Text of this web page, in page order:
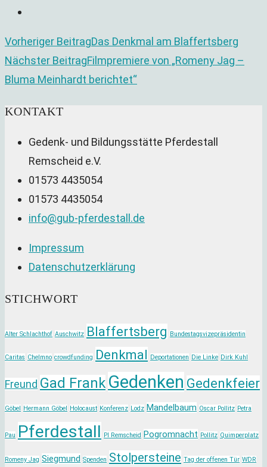
Weitere
Artikel
ansehen
Vorheriger BeitragDas Denkmal am Blaffertsberg
Nächster BeitragFilmpremiere von „Romeny Jag –
Bluma Meinhardt berichtet“
KONTAKT
Gedenk- und Bildungsstätte Pferdestall
Remscheid e.V.
01573 4435054
01573 4435054
info@gub-pferdestall.de
Impressum
Datenschutzerklärung
STICHWORT
Alter Schlachthof Auschwitz Blaffertsberg Bundestagsvizepräsidentin
Caritas Chelmno crowdfunding Denkmal Deportationen Die Linke Dirk Kuhl
Freund Gad Frank Gedenken Gedenkfeier
Göbel Hermann Göbel Holocaust Konferenz Lodz Mandelbaum Oscar Pollitz Petra
Pau Pferdestall PI Remscheid Pogromnacht Pollitz Quimperplatz
Romeny Jag Siegmund Spenden Stolpersteine Tag der offenen Tür WDR